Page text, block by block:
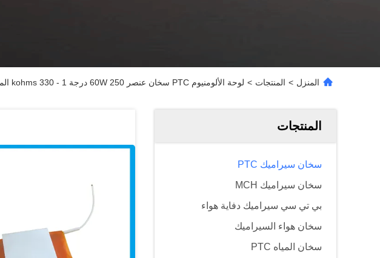
المنزل > المنتجات > لوحة الألومنيوم PTC سخان عنصر 60W 250 درجة 1 - 330 kohms المقاومة
المنتجات
سخان سيراميك PTC
سخان سيراميك MCH
بي تي سي سيراميك دفاية هواء
سخان هواء السيراميك
سخان المياه PTC